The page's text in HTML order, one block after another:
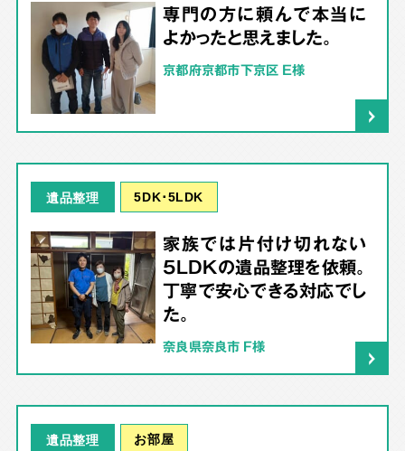
専門の方に頼んで本当に
よかったと思えました。
京都府京都市下京区 E様
遺品整理 5DK･5LDK
家族では片付け切れない
5LDKの遺品整理を依頼。
丁寧で安心できる対応でし
た。
奈良県奈良市 F様
遺品整理 お部屋